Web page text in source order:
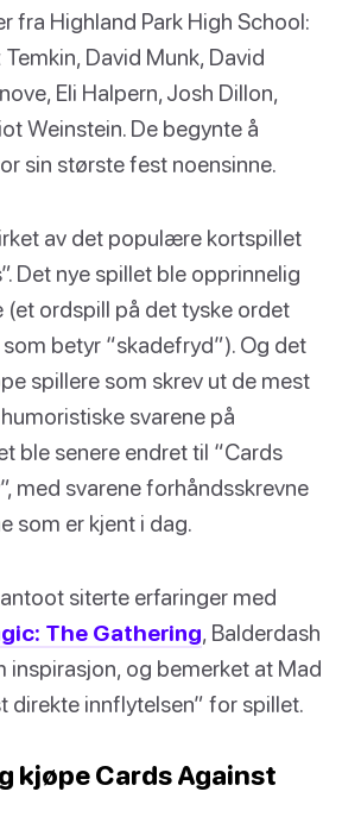
fra Highland Park High School:
David Munk, David
Eli Halpern, Josh Dillon,
Weinstein. De begynte å
sin største fest noensinne.
av det populære kortspillet
Det nye spillet ble opprinnelig
(et ordspill på det tyske ordet
betyr “skadefryd”). Og det
spillere som skrev ut de mest
svarene på
ble senere endret til “Cards
med svarene forhåndsskrevne
som er kjent i dag.
siterte erfaringer med
The Gathering, Balderdash
inspirasjon, og bemerket at Mad
direkte innflytelsen” for spillet.
kjøpe Cards Against